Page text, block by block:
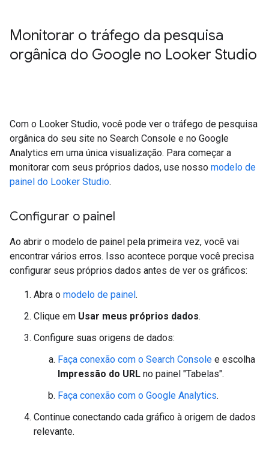
Monitorar o tráfego da pesquisa
orgânica do Google no Looker Studio
Com o Looker Studio, você pode ver o tráfego de pesquisa
orgânica do seu site no Search Console e no Google
Analytics em uma única visualização. Para começar a
monitorar com seus próprios dados, use nosso modelo de
painel do Looker Studio.
Configurar o painel
Ao abrir o modelo de painel pela primeira vez, você vai
encontrar vários erros. Isso acontece porque você precisa
configurar seus próprios dados antes de ver os gráficos:
Abra o modelo de painel.
Clique em Usar meus próprios dados.
Configure suas origens de dados:
Faça conexão com o Search Console e escolha
Impressão do URL no painel "Tabelas".
Faça conexão com o Google Analytics.
Continue conectando cada gráfico à origem de dados
relevante.